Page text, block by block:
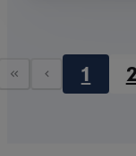
Erste Seite
1 2